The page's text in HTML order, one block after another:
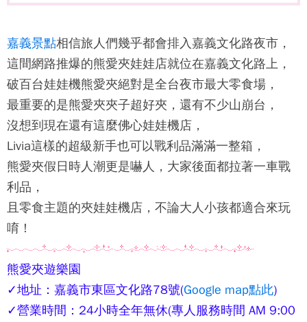
嘉義景點相信旅人們幾乎都會排入嘉義文化路夜市，
這間網路推爆的熊愛夾娃娃店就位在嘉義文化路上，
破百台娃娃機熊愛夾絕對是全台夜市最大零食場，
最重要的是熊愛夾夾子超好夾，還有不少山崩台，
沒想到現在還有這麼佛心娃娃機店，
Livia這樣的超級新手也可以戰利品滿滿一整箱，
熊愛夾假日時人潮更是嚇人，大家後面都拉著一車戰
利品，
且零食主題的夾娃娃機店，不論大人小孩都適合來玩
唷！
熊愛夾遊樂園
✓地址：嘉義市東區文化路78號(Google map點此)
✓營業時間：24小時全年無休(專人服務時間 AM 9:00